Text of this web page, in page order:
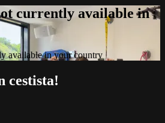
currently available in
available in your country
cestista!